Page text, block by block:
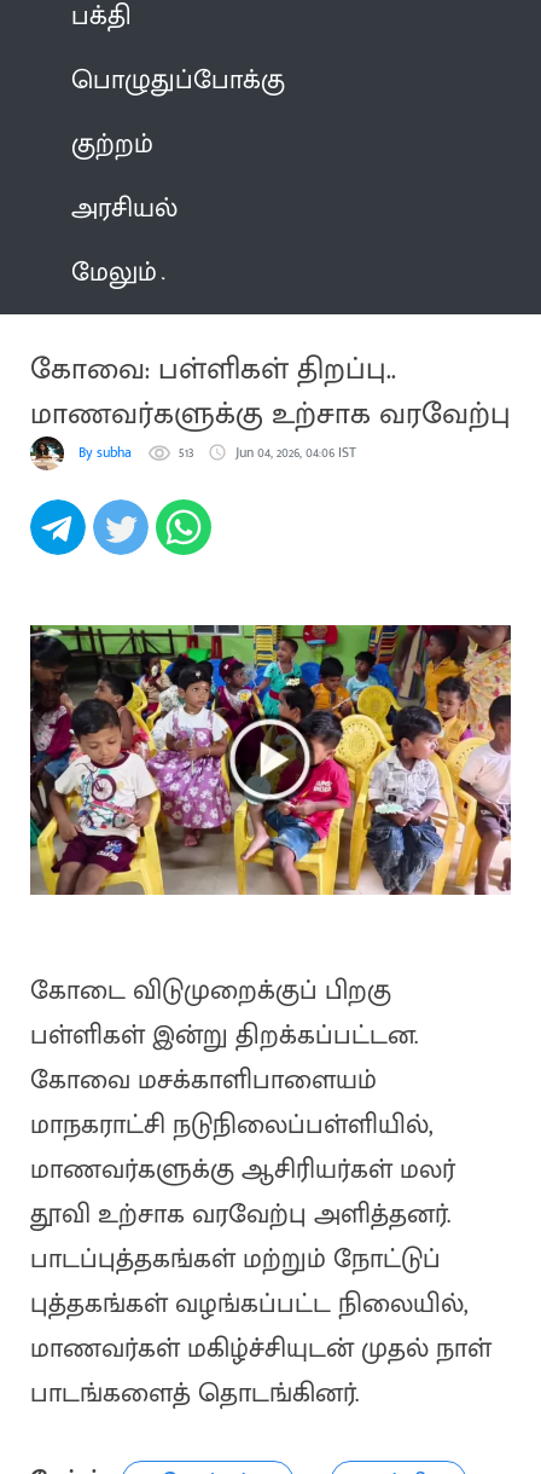
பக்தி
பொழுதுப்போக்கு
குற்றம்
அரசியல்
மேலும்
கோவை: பள்ளிகள் திறப்பு..
மாணவர்களுக்கு உற்சாக வரவேற்பு
By subha 513 Jun 04, 2026, 04:06 IST
கோடை விடுமுறைக்குப் பிறகு
பள்ளிகள் இன்று திறக்கப்பட்டன.
கோவை மசக்காளிபாளையம்
மாநகராட்சி நடுநிலைப்பள்ளியில்,
மாணவர்களுக்கு ஆசிரியர்கள் மலர்
தூவி உற்சாக வரவேற்பு அளித்தனர்.
பாடப்புத்தகங்கள் மற்றும் நோட்டுப்
புத்தகங்கள் வழங்கப்பட்ட நிலையில்,
மாணவர்கள் மகிழ்ச்சியுடன் முதல் நாள்
பாடங்களைத் தொடங்கினர்.